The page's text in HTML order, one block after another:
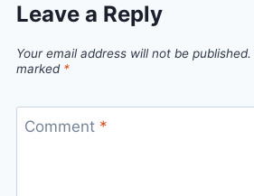
Leave a Reply
Your email address will not be published.
marked *
Comment *